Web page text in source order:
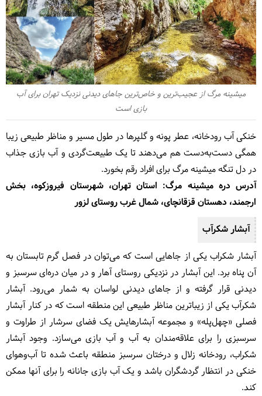
میشینه مرگ از عجیب‌ترین و خاص‌ترین جاهای دیدنی نزدیک تهران برای آب
بازی است
خنکی آب رودخانه، عطر پونه و گلپرها در طول مسیر و مناظر طبیعی زیبا
همگی دست‌به‌دست هم می‌دهند تا یک طبیعت‌گردی و آب بازی جذاب
در دل تنگه میشینه مرگ برای افراد رقم بخورد.
آدرس دره میشینه مرگ: استان تهران، شهرستان فیروزکوه، بخش
ارجمند، دهستان قزقانچای، شمال غرب روستای لزور
آبشار شکرآب
آبشار شکراب یکی از جاهایی است که می‌توان در فصل گرم تابستان به
آن پناه برد. این آبشار در نزدیکی روستای آهار و در میان دره‌ای سرسبز و
دیدنی قرار گرفته و از جاهای دیدنی لواسان به شمار می‌رود. آبشار
شکرآب یکی از زیباترین مناظر طبیعی این منطقه است که در کنار آبشار
فصلی «چهل‌پله» و مجموعه آبشارهایش یک فضای سرشار از طراوت و
سرسبزی را برای علاقه‌مندان به آب و آب بازی می‌سازد. وجود آبشار
شکراب، رودخانه زلال و درختان سرسبز منطقه باعث شده تا آب‌وهوای
خنکی در انتظار گردشگران باشد و یک آب بازی جانانه را برای آنها ممکن
کند.